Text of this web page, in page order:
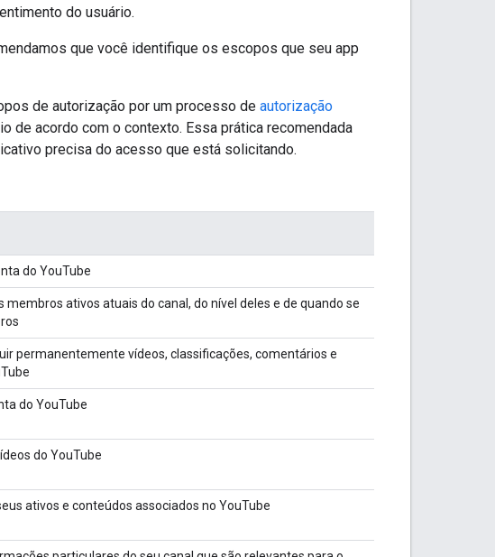
do usuário.
que você identifique os escopos que seu app
de autorização por um processo de autorização
de acordo com o contexto. Essa prática recomendada
precisa do acesso que está solicitando.
do YouTube
membros ativos atuais do canal, do nível deles e de quando se
permanentemente vídeos, classificações, comentários e
do YouTube
do YouTube
ativos e conteúdos associados no YouTube